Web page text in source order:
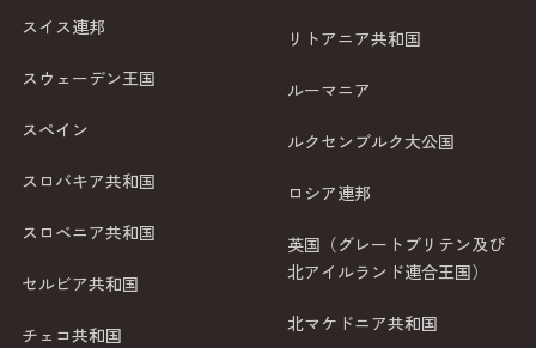
スイス連邦
スウェーデン王国
スペイン
スロバキア共和国
スロベニア共和国
セルビア共和国
チェコ共和国
リトアニア共和国
ルーマニア
ルクセンブルク大公国
ロシア連邦
英国（グレートブリテン及び
北アイルランド連合王国）
北マケドニア共和国